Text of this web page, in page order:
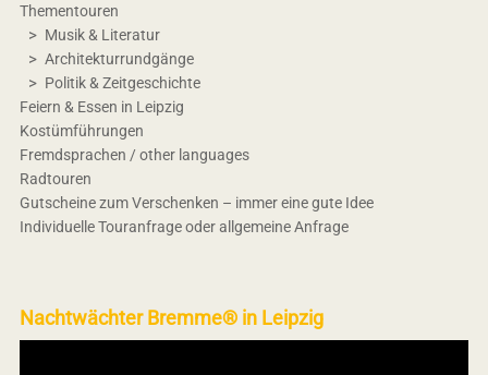
Thementouren
Musik & Literatur
Architekturrundgänge
Politik & Zeitgeschichte
Feiern & Essen in Leipzig
Kostümführungen
Fremdsprachen / other languages
Radtouren
Gutscheine zum Verschenken – immer eine gute Idee
Individuelle Touranfrage oder allgemeine Anfrage
Nachtwächter Bremme® in Leipzig